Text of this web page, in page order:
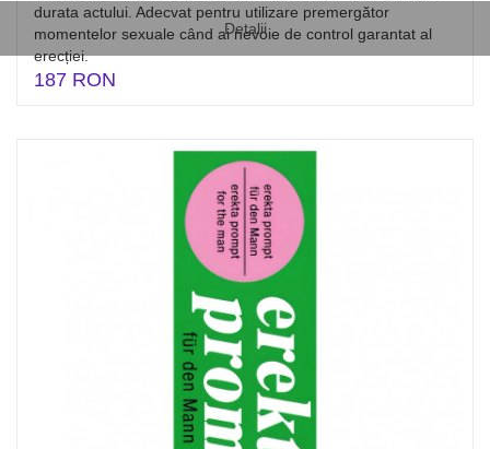
Detalii
durata actului. Adecvat pentru utilizare premergător
momentelor sexuale când ai nevoie de control garantat al
erecției.
187 RON